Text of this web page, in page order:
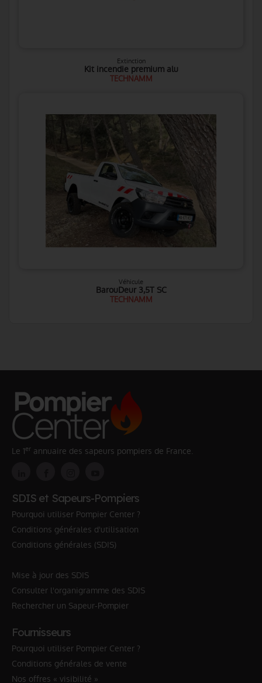
Extinction
Kit incendie premium alu
TECHNAMM
Véhicule
BarouDeur 3,5T SC
TECHNAMM
Le 1er annuaire des sapeurs pompiers de France.
SDIS et Sapeurs-Pompiers
Pourquoi utiliser Pompier Center ?
Conditions générales d'utilisation
Conditions générales (SDIS)
Mise à jour des SDIS
Consulter l'organigramme des SDIS
Rechercher un Sapeur-Pompier
Fournisseurs
Pourquoi utiliser Pompier Center ?
Conditions générales de vente
Nos offres « visibilité »